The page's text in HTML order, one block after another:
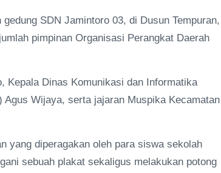
SDN Jamintoro 03, di Dusun Tempuran,
pimpinan Organisasi Perangkat Daerah
Kepala Dinas Komunikasi dan Informatika
Wijaya, serta jajaran Muspika Kecamatan
yang diperagakan oleh para siswa sekolah
sebuah plakat sekaligus melakukan potong